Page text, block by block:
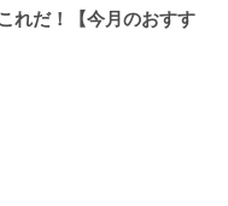
れだ！【今月のおすす